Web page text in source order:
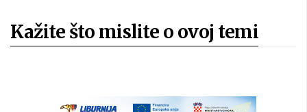
Kažite što mislite o ovoj temi